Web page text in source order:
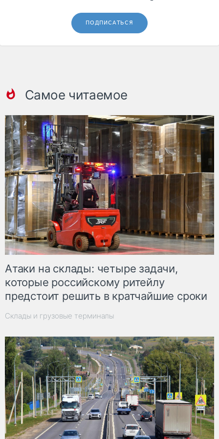
ПОДПИСАТЬСЯ
Самое читаемое
Атаки на склады: четыре задачи,
которые российскому ритейлу
предстоит решить в кратчайшие сроки
Склады и грузовые терминалы